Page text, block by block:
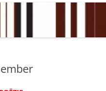
2023–2024